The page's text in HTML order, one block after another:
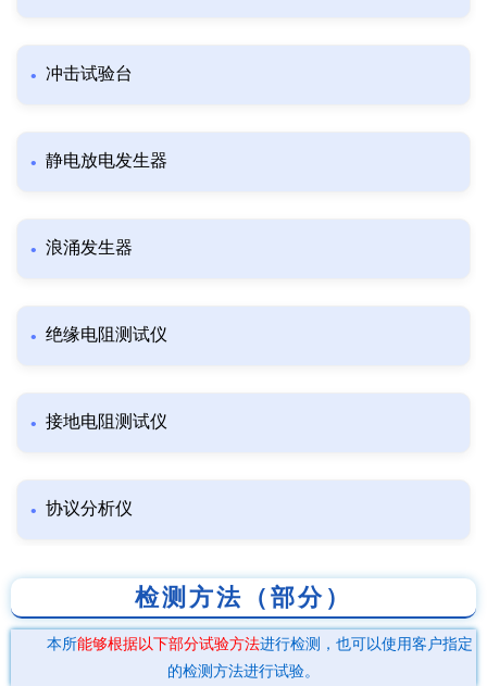
冲击试验台
静电放电发生器
浪涌发生器
绝缘电阻测试仪
接地电阻测试仪
协议分析仪
检测方法（部分）
本所能够根据以下部分试验方法进行检测，也可以使用客户指定
的检测方法进行试验。